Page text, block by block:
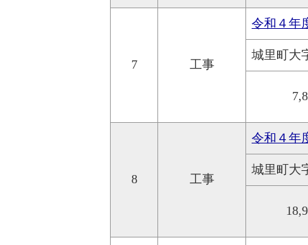
7 工事
令和４年
城里町
8 工事
令和４年
城里町